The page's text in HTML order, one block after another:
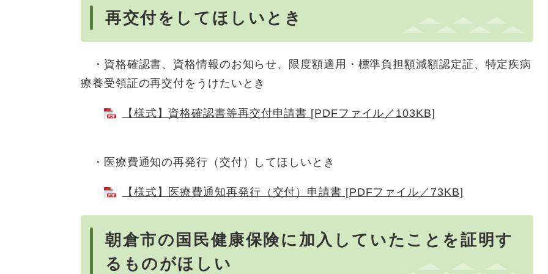
再交付をしてほしいとき
・資格確認書、資格情報のお知らせ、限度額適用・標準負担額減額認定証、特定疾病
療養受領証の再交付をうけたいとき
【様式】資格確認書等再交付申請書 [PDFファイル／103KB]
・医療費通知の再発行（交付）してほしいとき
【様式】医療費通知再発行（交付）申請書 [PDFファイル／73KB]
朝倉市の国民健康保険に加入していたことを証明す
るものがほしい